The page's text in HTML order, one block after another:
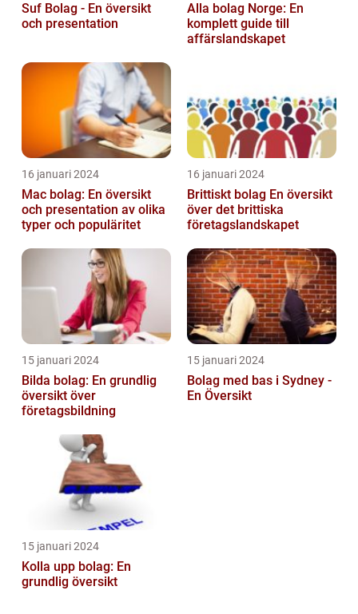
Suf Bolag - En översikt
och presentation
Alla bolag Norge: En
komplett guide till
affärslandskapet
16 januari 2024
Mac bolag: En översikt
och presentation av olika
typer och populäritet
16 januari 2024
Brittiskt bolag En översikt
över det brittiska
företagslandskapet
15 januari 2024
Bilda bolag: En grundlig
översikt över
företagsbildning
15 januari 2024
Bolag med bas i Sydney -
En Översikt
15 januari 2024
Kolla upp bolag: En
grundlig översikt